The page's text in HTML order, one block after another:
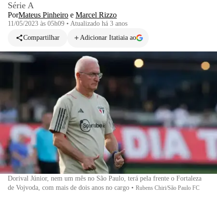
Série A
PorMateus Pinheiro e Marcel Rizzo
11/05/2023 às 05h09 • Atualizado há 3 anos
Compartilhar
Adicionar Itatiaia ao
Dorival Júnior, nem um mês no São Paulo, terá pela frente o Fortaleza
de Vojvoda, com mais de dois anos no cargo • Rubens Chiri/São Paulo FC